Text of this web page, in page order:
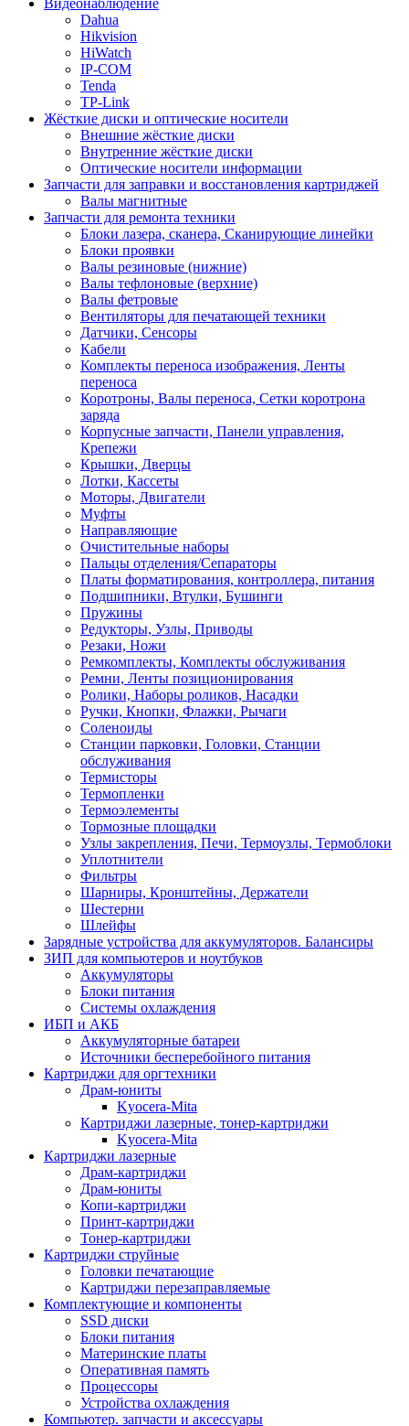
Видеонаблюдение
Dahua
Hikvision
HiWatch
IP-COM
Tenda
TP-Link
Жёсткие диски и оптические носители
Внешние жёсткие диски
Внутренние жёсткие диски
Оптические носители информации
Запчасти для заправки и восстановления картриджей
Валы магнитные
Запчасти для ремонта техники
Блоки лазера, сканера, Сканирующие линейки
Блоки проявки
Валы резиновые (нижние)
Валы тефлоновые (верхние)
Валы фетровые
Вентиляторы для печатающей техники
Датчики, Сенсоры
Кабели
Комплекты переноса изображения, Ленты
переноса
Коротроны, Валы переноса, Сетки коротрона
заряда
Корпусные запчасти, Панели управления,
Крепежи
Крышки, Дверцы
Лотки, Кассеты
Моторы, Двигатели
Муфты
Направляющие
Очистительные наборы
Пальцы отделения/Сепараторы
Платы форматирования, контроллера, питания
Подшипники, Втулки, Бушинги
Пружины
Редукторы, Узлы, Приводы
Резаки, Ножи
Ремкомплекты, Комплекты обслуживания
Ремни, Ленты позиционирования
Ролики, Наборы роликов, Насадки
Ручки, Кнопки, Флажки, Рычаги
Соленоиды
Станции парковки, Головки, Станции
обслуживания
Термисторы
Термопленки
Термоэлементы
Тормозные площадки
Узлы закрепления, Печи, Термоузлы, Термоблоки
Уплотнители
Фильтры
Шарниры, Кронштейны, Держатели
Шестерни
Шлейфы
Зарядные устройства для аккумуляторов. Балансиры
ЗИП для компьютеров и ноутбуков
Аккумуляторы
Блоки питания
Системы охлаждения
ИБП и АКБ
Аккумуляторные батареи
Источники бесперебойного питания
Картриджи для оргтехники
Драм-юниты
Kyocera-Mita
Картриджи лазерные, тонер-картриджи
Kyocera-Mita
Картриджи лазерные
Драм-картриджи
Драм-юниты
Копи-картриджи
Принт-картриджи
Тонер-картриджи
Картриджи струйные
Головки печатающие
Картриджи перезаправляемые
Комплектующие и компоненты
SSD диски
Блоки питания
Материнские платы
Оперативная память
Процессоры
Устройства охлаждения
Компьютер. запчасти и аксессуары